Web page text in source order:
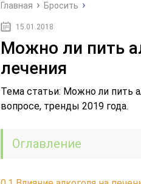
Главная Бросить
15.01.2018
Можно ли пить
лечения
Тема статьи: Можно ли пить
вопросе, тренды 2019 года.
Оглавление